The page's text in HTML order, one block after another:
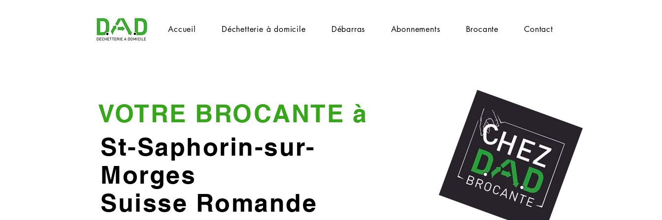
Accueil Déchetterie à domicile Débarras Abonnements Brocante Contact
VOTRE BROCANTE à
St-Saphorin-sur-
Morges
Suisse Romande